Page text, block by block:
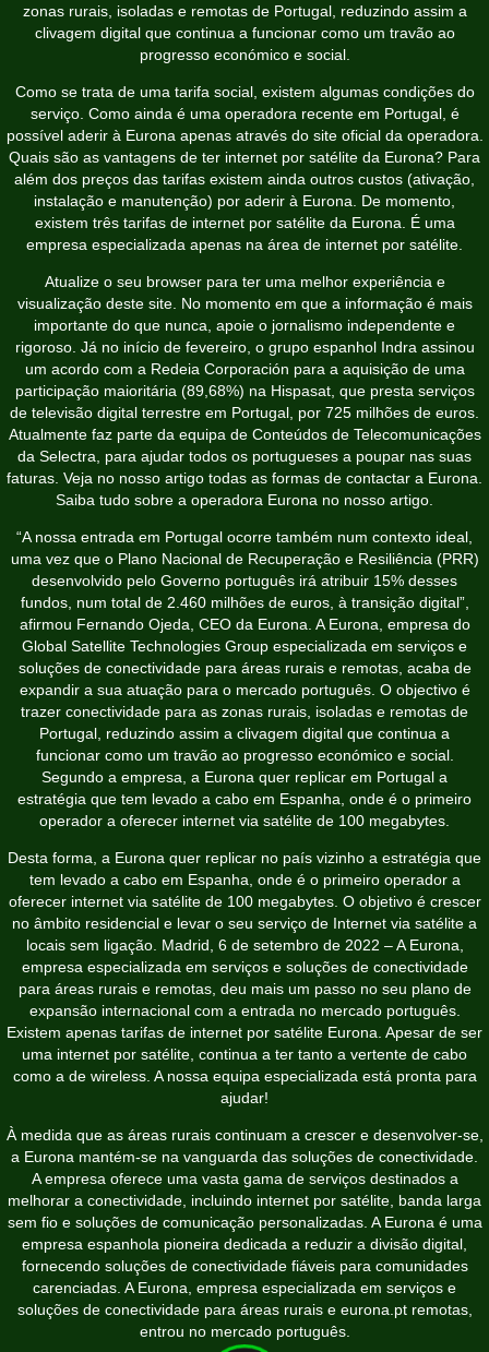
zonas rurais, isoladas e remotas de Portugal, reduzindo assim a
clivagem digital que continua a funcionar como um travão ao
progresso económico e social.
Como se trata de uma tarifa social, existem algumas condições do
serviço. Como ainda é uma operadora recente em Portugal, é
possível aderir à Eurona apenas através do site oficial da operadora.
Quais são as vantagens de ter internet por satélite da Eurona? Para
além dos preços das tarifas existem ainda outros custos (ativação,
instalação e manutenção) por aderir à Eurona. De momento,
existem três tarifas de internet por satélite da Eurona. É uma
empresa especializada apenas na área de internet por satélite.
Atualize o seu browser para ter uma melhor experiência e
visualização deste site. No momento em que a informação é mais
importante do que nunca, apoie o jornalismo independente e
rigoroso. Já no início de fevereiro, o grupo espanhol Indra assinou
um acordo com a Redeia Corporación para a aquisição de uma
participação maioritária (89,68%) na Hispasat, que presta serviços
de televisão digital terrestre em Portugal, por 725 milhões de euros.
Atualmente faz parte da equipa de Conteúdos de Telecomunicações
da Selectra, para ajudar todos os portugueses a poupar nas suas
faturas. Veja no nosso artigo todas as formas de contactar a Eurona.
Saiba tudo sobre a operadora Eurona no nosso artigo.
“A nossa entrada em Portugal ocorre também num contexto ideal,
uma vez que o Plano Nacional de Recuperação e Resiliência (PRR)
desenvolvido pelo Governo português irá atribuir 15% desses
fundos, num total de 2.460 milhões de euros, à transição digital”,
afirmou Fernando Ojeda, CEO da Eurona. A Eurona, empresa do
Global Satellite Technologies Group especializada em serviços e
soluções de conectividade para áreas rurais e remotas, acaba de
expandir a sua atuação para o mercado português. O objectivo é
trazer conectividade para as zonas rurais, isoladas e remotas de
Portugal, reduzindo assim a clivagem digital que continua a
funcionar como um travão ao progresso económico e social.
Segundo a empresa, a Eurona quer replicar em Portugal a
estratégia que tem levado a cabo em Espanha, onde é o primeiro
operador a oferecer internet via satélite de 100 megabytes.
Desta forma, a Eurona quer replicar no país vizinho a estratégia que
tem levado a cabo em Espanha, onde é o primeiro operador a
oferecer internet via satélite de 100 megabytes. O objetivo é crescer
no âmbito residencial e levar o seu serviço de Internet via satélite a
locais sem ligação. Madrid, 6 de setembro de 2022 – A Eurona,
empresa especializada em serviços e soluções de conectividade
para áreas rurais e remotas, deu mais um passo no seu plano de
expansão internacional com a entrada no mercado português.
Existem apenas tarifas de internet por satélite Eurona. Apesar de ser
uma internet por satélite, continua a ter tanto a vertente de cabo
como a de wireless. A nossa equipa especializada está pronta para
ajudar!
À medida que as áreas rurais continuam a crescer e desenvolver-se,
a Eurona mantém-se na vanguarda das soluções de conectividade.
A empresa oferece uma vasta gama de serviços destinados a
melhorar a conectividade, incluindo internet por satélite, banda larga
sem fio e soluções de comunicação personalizadas. A Eurona é uma
empresa espanhola pioneira dedicada a reduzir a divisão digital,
fornecendo soluções de conectividade fiáveis para comunidades
carenciadas. A Eurona, empresa especializada em serviços e
soluções de conectividade para áreas rurais e eurona.ptremotas,
entrou no mercado português.